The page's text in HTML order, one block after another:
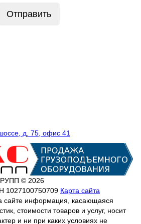
Отправить
д. 75, офис 41
© 2026
1027100750709 Карта сайта
сайте информация, касающаяся
стоимости товаров и услуг, носит
и ни при каких условиях не